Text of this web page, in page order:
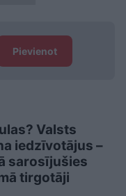
Pievienot
Valsts
iedzīvotājus –
sarosījušies
tirgotāji